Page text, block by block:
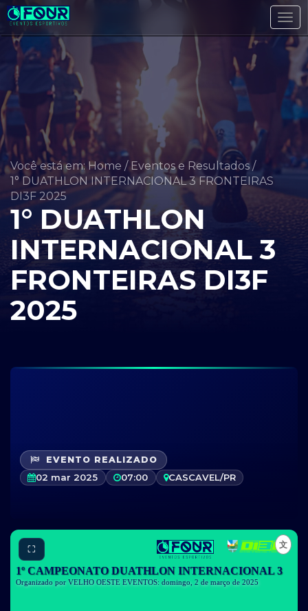
Você está em: Home / Eventos e Resultados /
1° DUATHLON INTERNACIONAL 3 FRONTEIRAS
DI3F 2025
1° DUATHLON
INTERNACIONAL 3
FRONTEIRAS DI3F
2025
EVENTO REALIZADO
02 mar 2025 07:00 CASCAVEL/PR
⛶